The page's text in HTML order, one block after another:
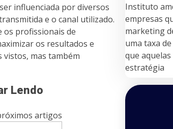
influenciada por diversos
e o canal utilizado.
os profissionais de
os resultados e
mas também
Lendo
artigos
Instituto
empresas
marketing
uma taxa
que
estratégia